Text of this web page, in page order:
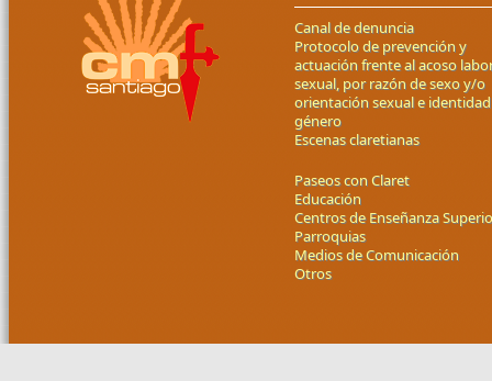
Canal de denuncia
Protocolo de prevención y
actuación frente al acoso
sexual, por razón de sexo y/o
orientación sexual e
género
Escenas claretianas
Paseos con Claret
Educación
Centros de Enseñanza
Parroquias
Medios de Comunicación
Otros